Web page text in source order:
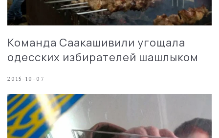
Команда Саакашивили угощала
одесских избирателей шашлыком
2015-10-07